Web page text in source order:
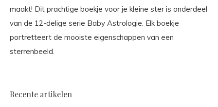
maakt! Dit prachtige boekje voor je kleine ster is onderdeel
van de 12-delige serie Baby Astrologie. Elk boekje
portretteert de mooiste eigenschappen van een
sterrenbeeld.
Recente artikelen